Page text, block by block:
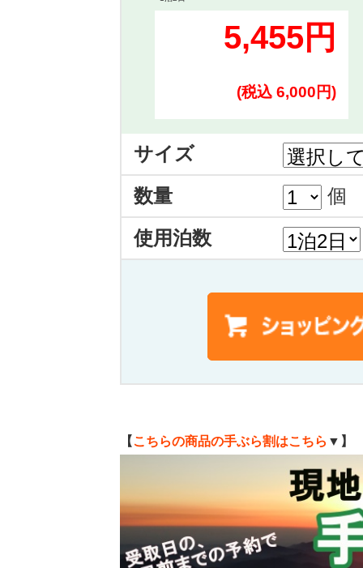
5,455円
(税込 6,000円)
サイズ
数量
個
使用泊数
【こちらの商品の手ぶら割はこちら ▼】